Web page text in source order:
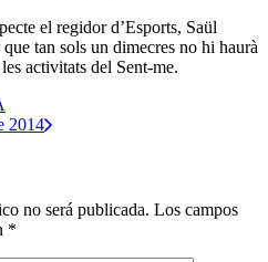
el regidor d’Esports, Saül
tan sols un dimecres no hi haurà
activitats del Sent-me.
2014
no será publicada. Los campos
*